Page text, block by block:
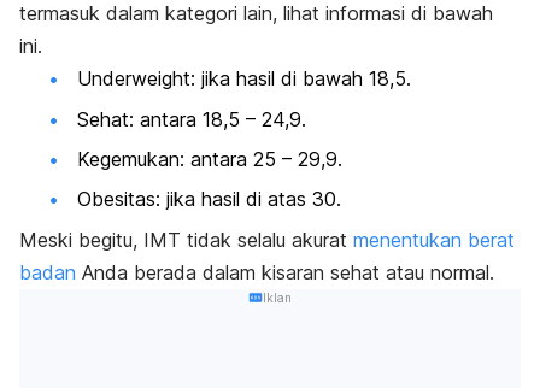
termasuk dalam kategori lain, lihat informasi di bawah
ini.
Underweight: jika hasil di bawah 18,5.
Sehat: antara 18,5 – 24,9.
Kegemukan: antara 25 – 29,9.
Obesitas: jika hasil di atas 30.
Meski begitu, IMT tidak selalu akurat menentukan berat
badan Anda berada dalam kisaran sehat atau normal.
Iklan